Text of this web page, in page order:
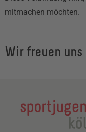
mitmachen möchten.
Wir freuen